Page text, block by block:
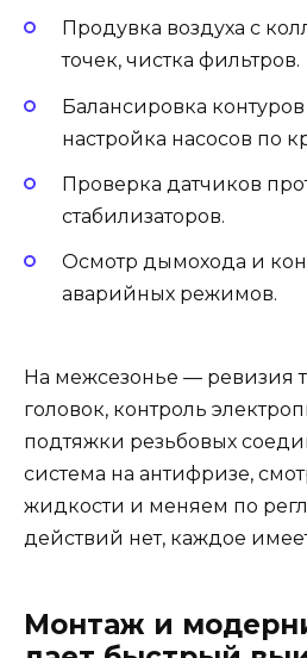
Продувка воздуха с
точек, чистка фильтров.
Балансировка
настройка насосов по
Проверка датчиков
стабилизаторов.
Осмотр дымохода и
аварийных режимов.
На межсезонье — ревизия
головок, контроль
подтяжки резьбовых
система на антифризе,
жидкости и меняем по
действий нет, каждое
Монтаж и